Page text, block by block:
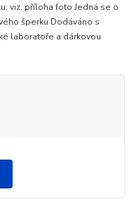
viz. příloha foto Jedná se o
šperku Dodáváno s
laboratoře a dárkovou